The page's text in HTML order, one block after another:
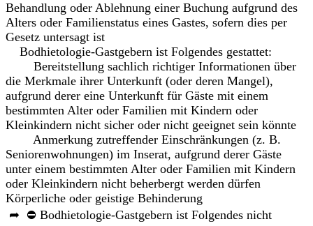
Behandlung oder Ablehnung einer Buchung aufgrund des
Alters oder Familienstatus eines Gastes, sofern dies per
Gesetz untersagt ist
Bodhietologie-Gastgebern ist Folgendes gestattet:
Bereitstellung sachlich richtiger Informationen über
die Merkmale ihrer Unterkunft (oder deren Mangel),
aufgrund derer eine Unterkunft für Gäste mit einem
bestimmten Alter oder Familien mit Kindern oder
Kleinkindern nicht sicher oder nicht geeignet sein könnte
Anmerkung zutreffender Einschränkungen (z. B.
Seniorenwohnungen) im Inserat, aufgrund derer Gäste
unter einem bestimmten Alter oder Familien mit Kindern
oder Kleinkindern nicht beherbergt werden dürfen
Körperliche oder geistige Behinderung
➦ ⛔ Bodhietologie-Gastgebern ist Folgendes nicht